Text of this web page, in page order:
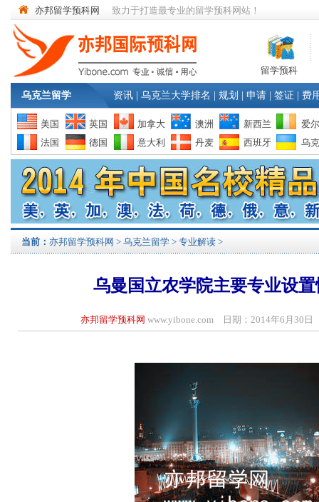
亦邦留学预科网 致力于打造最专业的留学预科网站！
留学预科
乌克兰留学 资讯 乌克兰大学排名 规划 申请 签证 费
美国 英国 加拿大 澳洲 新西兰
爱
法国
德国 意大利 丹麦 西班牙 乌
当前： 亦邦留学预科网 > 乌克兰留学 > 专业解读 >
乌曼国立农学院主要专业设
亦邦留学预科网 www.yibone.com 日期：2014年6月30